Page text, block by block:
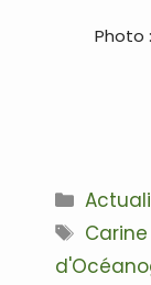
Photo